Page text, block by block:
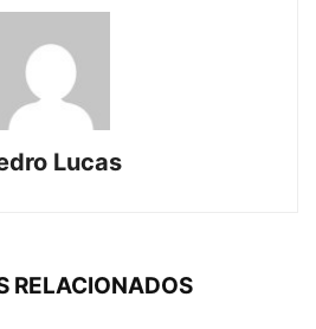
Lucas
RELACIONADOS